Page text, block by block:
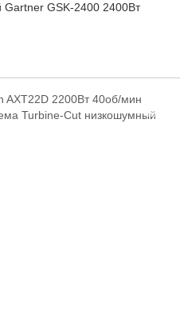
Gartner GSK-2400 2400Вт